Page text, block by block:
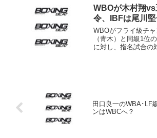
グスクールの平仲信
ングコミッション...
WBOが木村翔
令、IBFは尾川
WBOがフライ級チ
（青木）と同級1位
に対し、指名試合の
田口良一のWBA･LF
ンはWBCへ？